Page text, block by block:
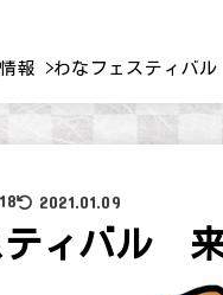
報 わなフェスティバ
2021.01.09
ティバル